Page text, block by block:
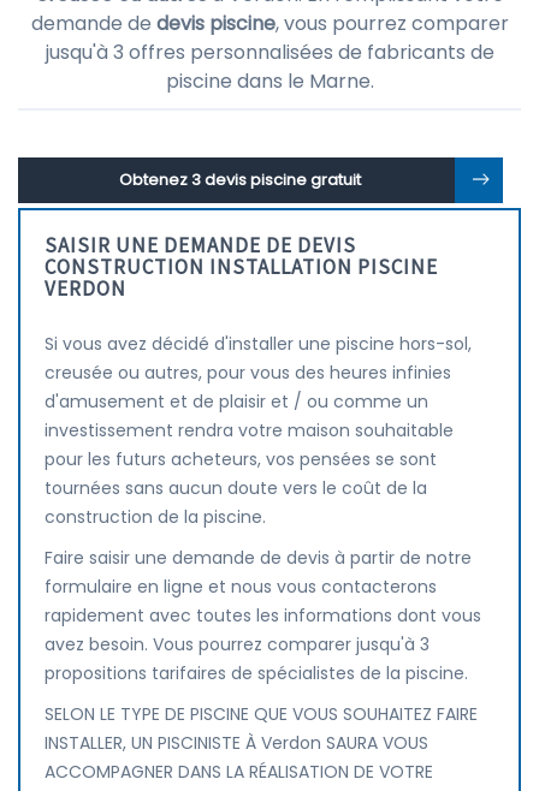
demande de devis piscine, vous pourrez comparer
jusqu'à 3 offres personnalisées de fabricants de
piscine dans le Marne.
Obtenez 3 devis piscine gratuit
SAISIR UNE DEMANDE DE DEVIS
CONSTRUCTION INSTALLATION PISCINE
VERDON
Si vous avez décidé d'installer une piscine hors-sol,
creusée ou autres, pour vous des heures infinies
d'amusement et de plaisir et / ou comme un
investissement rendra votre maison souhaitable
pour les futurs acheteurs, vos pensées se sont
tournées sans aucun doute vers le coût de la
construction de la piscine.
Faire saisir une demande de devis à partir de notre
formulaire en ligne et nous vous contacterons
rapidement avec toutes les informations dont vous
avez besoin. Vous pourrez comparer jusqu'à 3
propositions tarifaires de spécialistes de la piscine.
SELON LE TYPE DE PISCINE QUE VOUS SOUHAITEZ FAIRE
INSTALLER, UN PISCINISTE À Verdon SAURA VOUS
ACCOMPAGNER DANS LA RÉALISATION DE VOTRE